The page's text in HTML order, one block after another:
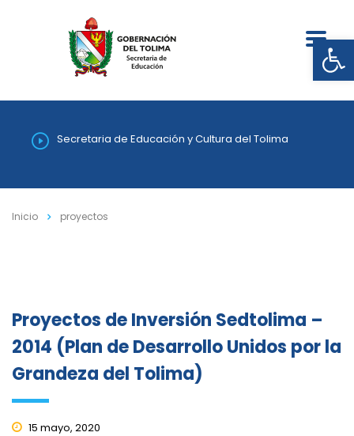
Secretaria de Educación y Cultura del Tolima
Inicio proyectos
Proyectos de Inversión Sedtolima –
2014 (Plan de Desarrollo Unidos por la
Grandeza del Tolima)
15 mayo, 2020